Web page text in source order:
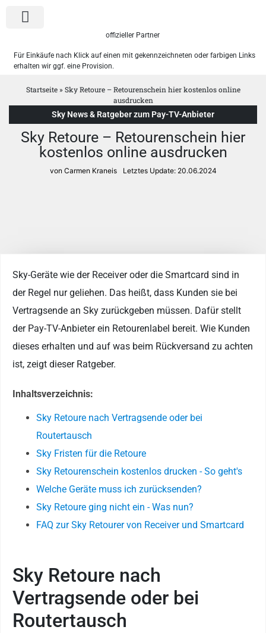
offizieller Partner
Für Einkäufe nach Klick auf einen mit gekennzeichneten oder farbigen Links
erhalten wir ggf. eine Provision.
Startseite» Sky Retoure – Retourenschein hier kostenlos online
ausdrucken
Sky News & Ratgeber zum Pay-TV-Anbieter
Sky Retoure – Retourenschein hier
kostenlos online ausdrucken
von Carmen Kraneis Letztes Update: 20.06.2024
Sky-Geräte wie der Receiver oder die Smartcard sind in
der Regel nur geliehen. Das heißt, dass Kunden sie bei
Vertragsende an Sky zurückgeben müssen. Dafür stellt
der Pay-TV-Anbieter ein Retourenlabel bereit. Wie Kunden
dieses erhalten und auf was beim Rückversand zu achten
ist, zeigt dieser Ratgeber.
Inhaltsverzeichnis:
Sky Retoure nach Vertragsende oder bei
Routertausch
Sky Fristen für die Retoure
Sky Retourenschein kostenlos drucken - So geht's
Welche Geräte muss ich zurücksenden?
Sky Retoure ging nicht ein - Was nun?
FAQ zur Sky Retourer von Receiver und Smartcard
Sky Retoure nach
Vertragsende oder bei
Routertausch